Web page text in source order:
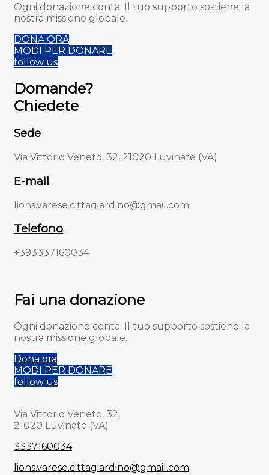
Ogni donazione conta. Il tuo supporto sostiene la
nostra missione globale.
DONA ORA
MODI PER DONARE
follow us
Domande?
Chiedete
Sede
Via Vittorio Veneto, 32, 21020 Luvinate (VA)
E-mail
lions.varese.cittagiardino@gmail.com
Telefono
+393337160034
Fai una donazione
Ogni donazione conta. Il tuo supporto sostiene la
nostra missione globale.
Dona ora
MODI PER DONARE
follow us
Via Vittorio Veneto, 32,
21020 Luvinate (VA)
3337160034
lions.varese.cittagiardino@gmail.com